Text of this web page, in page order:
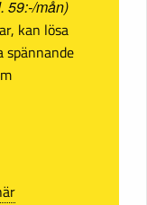
59:-/mån)
kan lösa